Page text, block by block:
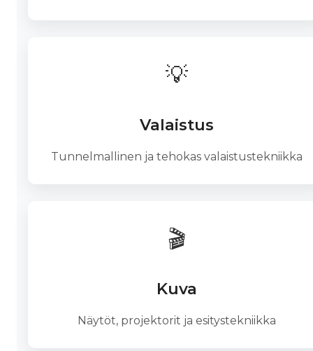
💡
Valaistus
Tunnelmallinen ja tehokas valaistustekniikka
🎬
Kuva
Näytöt, projektorit ja esitystekniikka